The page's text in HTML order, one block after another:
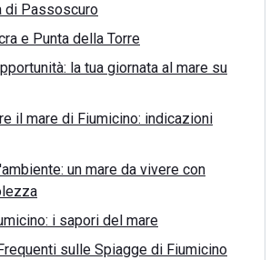
di Passoscuro
e Punta della Torre
la tua giornata al mare su
il mare di Fiumicino: indicazioni
un mare da vivere con
i sapori del mare
sulle Spiagge di Fiumicino